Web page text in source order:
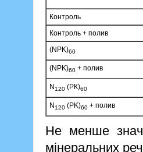
Контроль
Контроль + полив
(NPK)60
(NPK)60 + полив
N120 (РК)60
N120 (PK)60 + полив
Не менше
мінеральних